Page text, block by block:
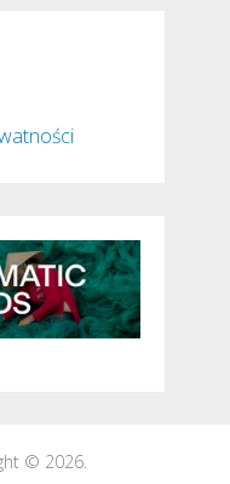
© 2026.